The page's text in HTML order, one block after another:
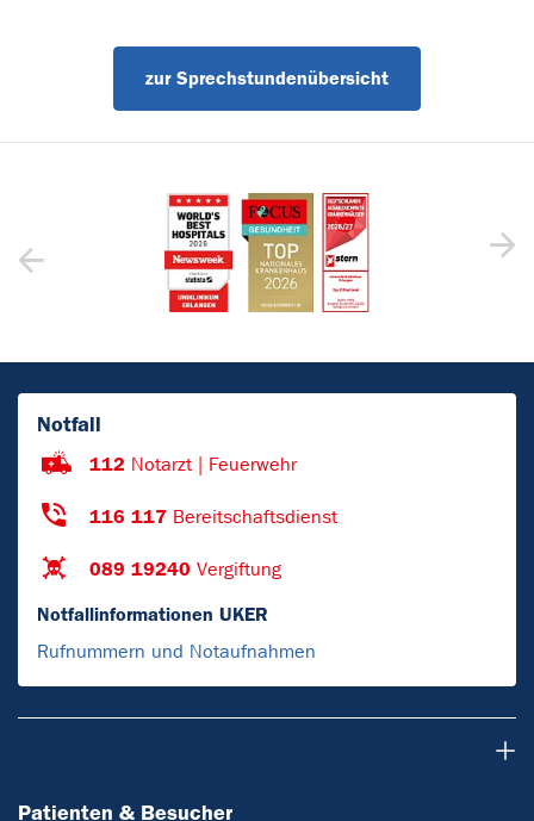
zur Sprechstundenübersicht
Notfall
112 Notarzt | Feuerwehr
116 117 Bereitschaftsdienst
089 19240 Vergiftung
Notfallinformationen UKER
Rufnummern und Notaufnahmen
Patienten & Besucher